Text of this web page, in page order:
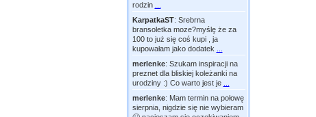
rodzin
KarpatkaST: Srebrna
bransoletka moze?myślę że za
100 to już się coś kupi , ja
kupowałam jako dodatek
merlenke: Szukam inspiracji na
preznet dla bliskiej koleżanki na
urodziny :) Co warto jest je
merlenke: Mam termin na połowę
sierpnia, nigdzie się nie wybieram